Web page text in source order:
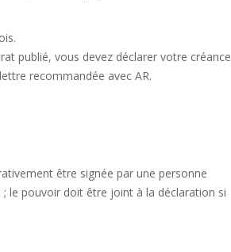
publié, vous devez déclarer votre créance
recommandée avec AR.
être signée par une personne
le pouvoir doit être joint à la déclaration si